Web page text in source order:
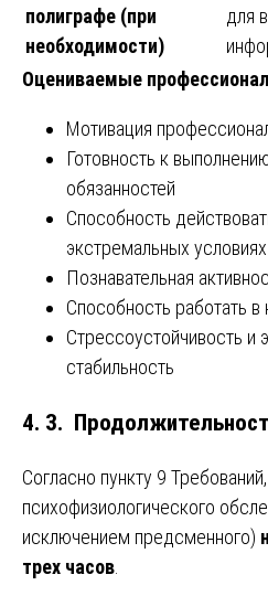
полиграфе (при
необходимости)
для
Оцениваемые
Мотивация
Готовность к
обязанностей
Способность
экстремальных условиях
Познавательная
Способность работать
Стрессоустойчивость и
стабильность
4. 3.
Согласно пункту 9
психофизиологического
исключением предсменного)
трех часов.